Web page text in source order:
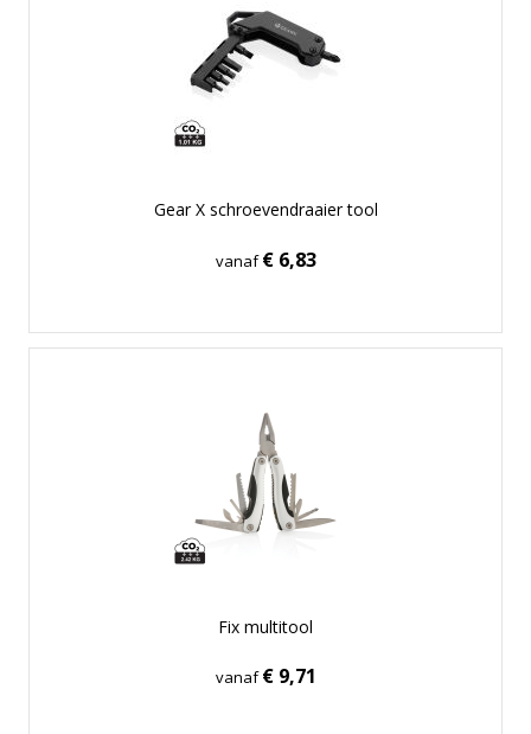
Gear X schroevendraaier tool
vanaf€ 6,83
Fix multitool
vanaf€ 9,71